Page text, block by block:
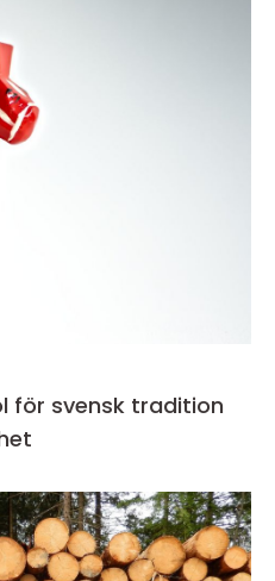
för svensk tradition